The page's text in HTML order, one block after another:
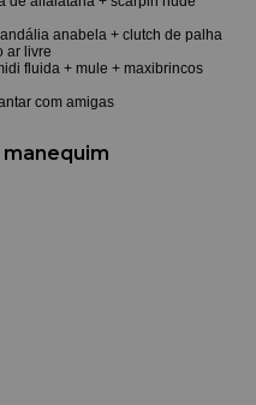
anabela + clutch de palha
ar livre
fluida + mule + maxibrincos
com amigas